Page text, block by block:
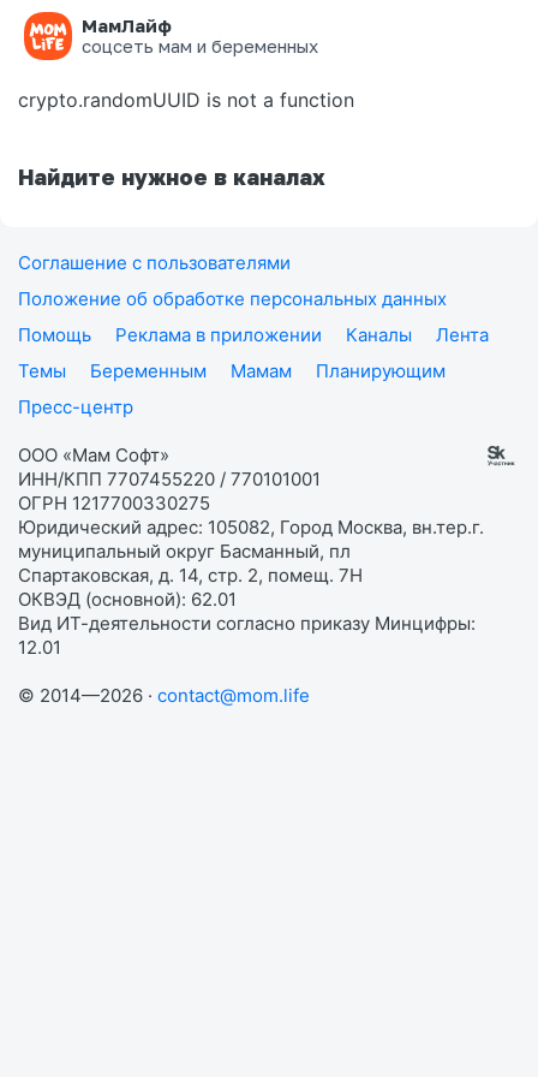
МамЛайф
соцсеть мам и беременных
Ошибка на странице
crypto.randomUUID is not a function
Найдите нужное в каналах
Соглашение с пользователями
Положение об обработке персональных данных
Помощь
Реклама в приложении Каналы
Лента
Темы
Беременным Мамам
Планирующим
Пресс-центр
ООО «Мам Софт»
ИНН/КПП 7707455220 / 770101001
ОГРН 1217700330275
Юридический адрес: 105082, Город Москва, вн.тер.г.
муниципальный округ Басманный, пл
Спартаковская, д. 14, стр. 2, помещ. 7Н
ОКВЭД (основной): 62.01
Вид ИТ-деятельности согласно приказу Минцифры:
12.01
© 2014—2026 · contact@mom.life